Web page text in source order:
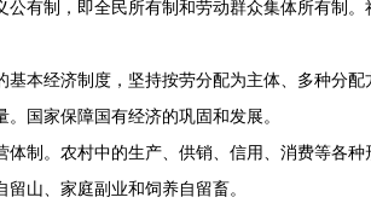
制，即全民所有制和劳动群众集体所有制。
经济制度，坚持按劳分配为主体、多种分配
家保障国有经济的巩固和发展。
。农村中的生产、供销、信用、消费等各种
山、家庭副业和饲养自留畜。